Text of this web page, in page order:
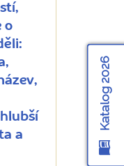
o
a
Katalog 2026